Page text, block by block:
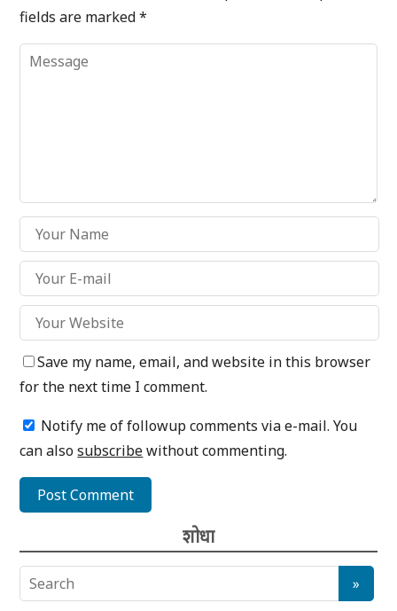
fields are marked*
Save my name, email, and website in this browser
for the next time I comment.
Notify me of followup comments via e-mail. You
can alsosubscribewithout commenting.
शोधा